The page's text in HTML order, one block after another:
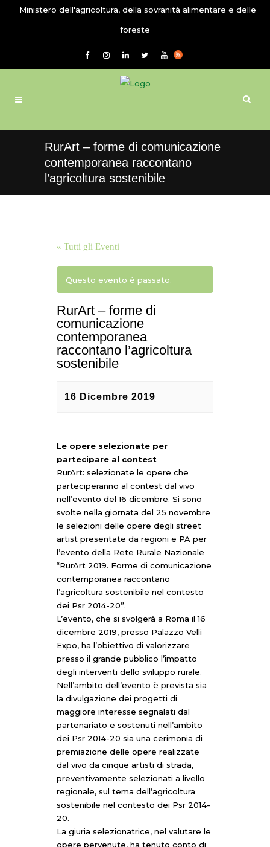
Ministero dell'agricoltura, della sovranità alimentare e delle
foreste
RurArt – forme di comunicazione
contemporanea raccontano
l’agricoltura sostenibile
« Tutti gli Eventi
Questo evento è passato.
RurArt – forme di
comunicazione
contemporanea
raccontano l’agricoltura
sostenibile
16 Dicembre 2019
Le opere selezionate per
partecipare al contest
RurArt: selezionate le opere che
parteciperanno al contest dal vivo
nell’evento del 16 dicembre. Si sono
svolte nella giornata del 25 novembre
le selezioni delle opere degli street
artist presentate da regioni e PA per
l’evento della Rete Rurale Nazionale
“RurArt 2019. Forme di comunicazione
contemporanea raccontano
l’agricoltura sostenibile nel contesto
dei Psr 2014-20”.
L’evento, che si svolgerà a Roma il 16
dicembre 2019, presso Palazzo Velli
Expo, ha l’obiettivo di valorizzare
presso il grande pubblico l’impatto
degli interventi dello sviluppo rurale.
Nell’ambito dell’evento è prevista sia
la divulgazione dei progetti di
maggiore interesse segnalati dal
partenariato e sostenuti nell’ambito
dei Psr 2014-20 sia una cerimonia di
premiazione delle opere realizzate
dal vivo da cinque artisti di strada,
preventivamente selezionati a livello
regionale, sul tema dell’agricoltura
sostenibile nel contesto dei Psr 2014-
20.
La giuria selezionatrice, nel valutare le
opere pervenute, ha tenuto conto di